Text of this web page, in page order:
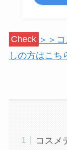
Check ＞＞
しの方はこち
コスメ